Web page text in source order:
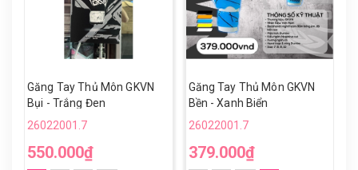
Găng Tay Thủ Môn GKVN
Bụi - Trắng Đen
26022001.7
550.000₫
Găng Tay Thủ Môn GKVN
Bền - Xanh Biển
26022001.7
379.000₫